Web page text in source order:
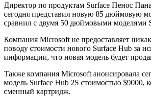
Директор по продуктам Surface Пенос
сегодня представил новую 85 дюймовую
сравнил с двумя 50 дюймовыми моделями
Компания Microsoft не предоставляет
поводу стоимости нового Surface Hub за
информации, что новая модель будет
Также компания Microsoft анонсировала
модель Surface Hub 2S стоимостью $9000,
сменный картридж.